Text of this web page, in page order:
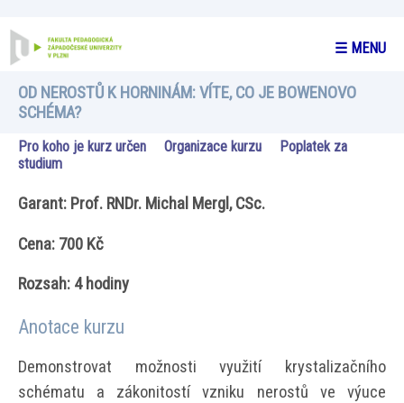
☰ MENU
OD NEROSTŮ K HORNINÁM: VÍTE, CO JE BOWENOVO
SCHÉMA?
Pro koho je kurz určen Organizace kurzu
Poplatek za
studium
Garant: Prof. RNDr. Michal Mergl, CSc.
Cena: 700 Kč
Rozsah: 4 hodiny
Anotace kurzu
Demonstrovat možnosti využití krystalizačního
schématu a zákonitostí vzniku nerostů ve výuce